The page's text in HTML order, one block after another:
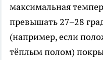
максимальная
превышать 27–28
(например, если
тёплым полом)